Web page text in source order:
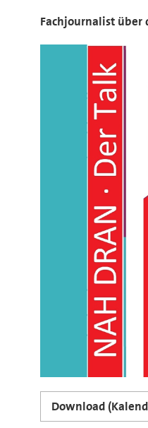
Fachjournalist über
Download